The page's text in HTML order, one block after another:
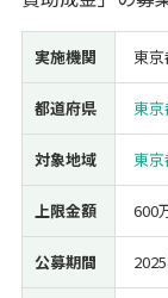
受付中のみ
実施機関 東
都道府県 東京
対象地域 東京
上限金額 600
公募期間